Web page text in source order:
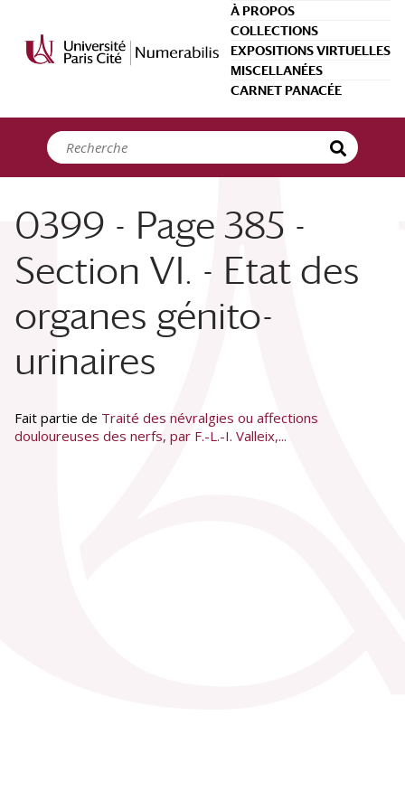
À PROPOS
COLLECTIONS
EXPOSITIONS VIRTUELLES
MISCELLANÉES
CARNET PANACÉE
0399 - Page 385 -
Section VI. - Etat des
organes génito-
urinaires
Fait partie de Traité des névralgies ou affections
douloureuses des nerfs, par F.-L.-I. Valleix,...